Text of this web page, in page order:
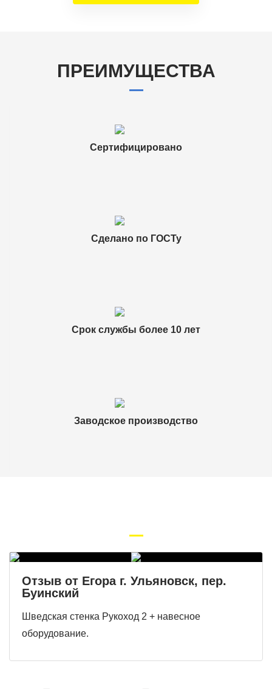
ПРЕИМУЩЕСТВА
Сертифицировано
Сделано по ГОСТу
Срок службы более 10 лет
Заводское производство
Отзыв от Егора г. Ульяновск, пер.
Буинский
Шведская стенка Рукоход 2 + навесное
оборудование.